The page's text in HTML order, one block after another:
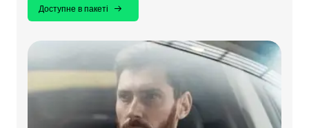
Доступне в пакеті